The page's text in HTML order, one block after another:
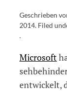
Geschrieben
2014. Filed
on
Leitsystem
von
Microsoft
.
Microsoft
entwickelt,